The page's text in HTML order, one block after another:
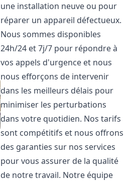
une installation neuve ou pour
réparer un appareil défectueux.
Nous sommes disponibles
24h/24 et 7j/7 pour répondre à
vos appels d'urgence et nous
nous efforçons de intervenir
dans les meilleurs délais pour
minimiser les perturbations
dans votre quotidien. Nos tarifs
sont compétitifs et nous offrons
des garanties sur nos services
pour vous assurer de la qualité
de notre travail. Notre équipe